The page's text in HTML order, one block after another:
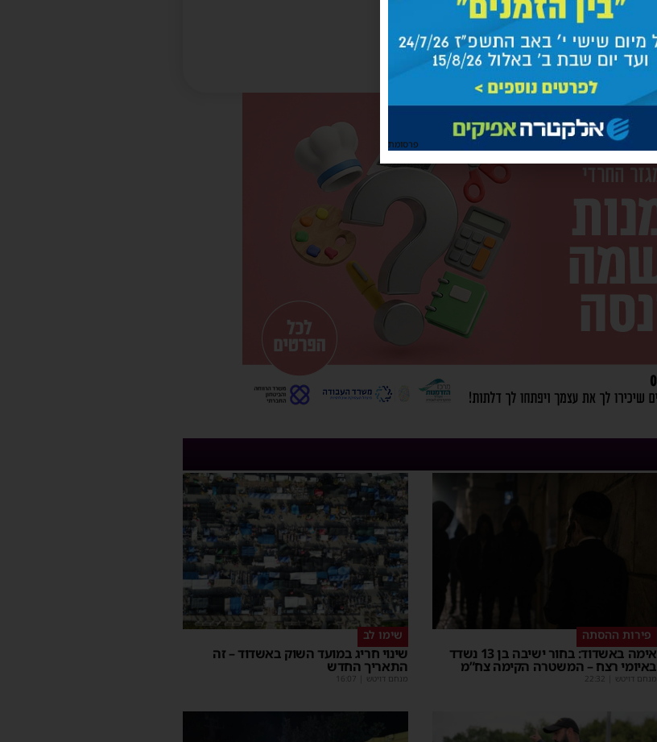
פירות ההסתה
אימה באשדוד: בחור ישיבה בן 13 נשדד
באיומי רצח – המשטרה הקימה צח”מ
מנחם דויטש 22:32
שימו לב
שינוי חריג במועד השוק באשדוד – זה
התאריך החדש
מנחם דויטש 16:07
פרסומת